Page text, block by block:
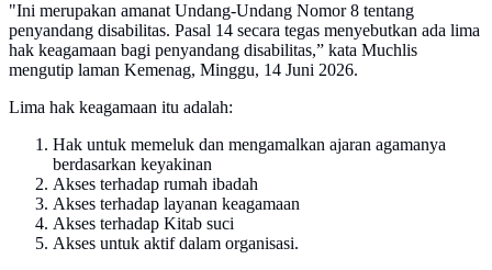
"Ini merupakan amanat Undang-Undang Nomor 8 tentang
penyandang disabilitas. Pasal 14 secara tegas menyebutkan ada lima
hak keagamaan bagi penyandang disabilitas,” kata Muchlis
mengutip laman Kemenag, Minggu, 14 Juni 2026.
Lima hak keagamaan itu adalah:
Hak untuk memeluk dan mengamalkan ajaran agamanya
berdasarkan keyakinan
Akses terhadap rumah ibadah
Akses terhadap layanan keagamaan
Akses terhadap Kitab suci
Akses untuk aktif dalam organisasi.